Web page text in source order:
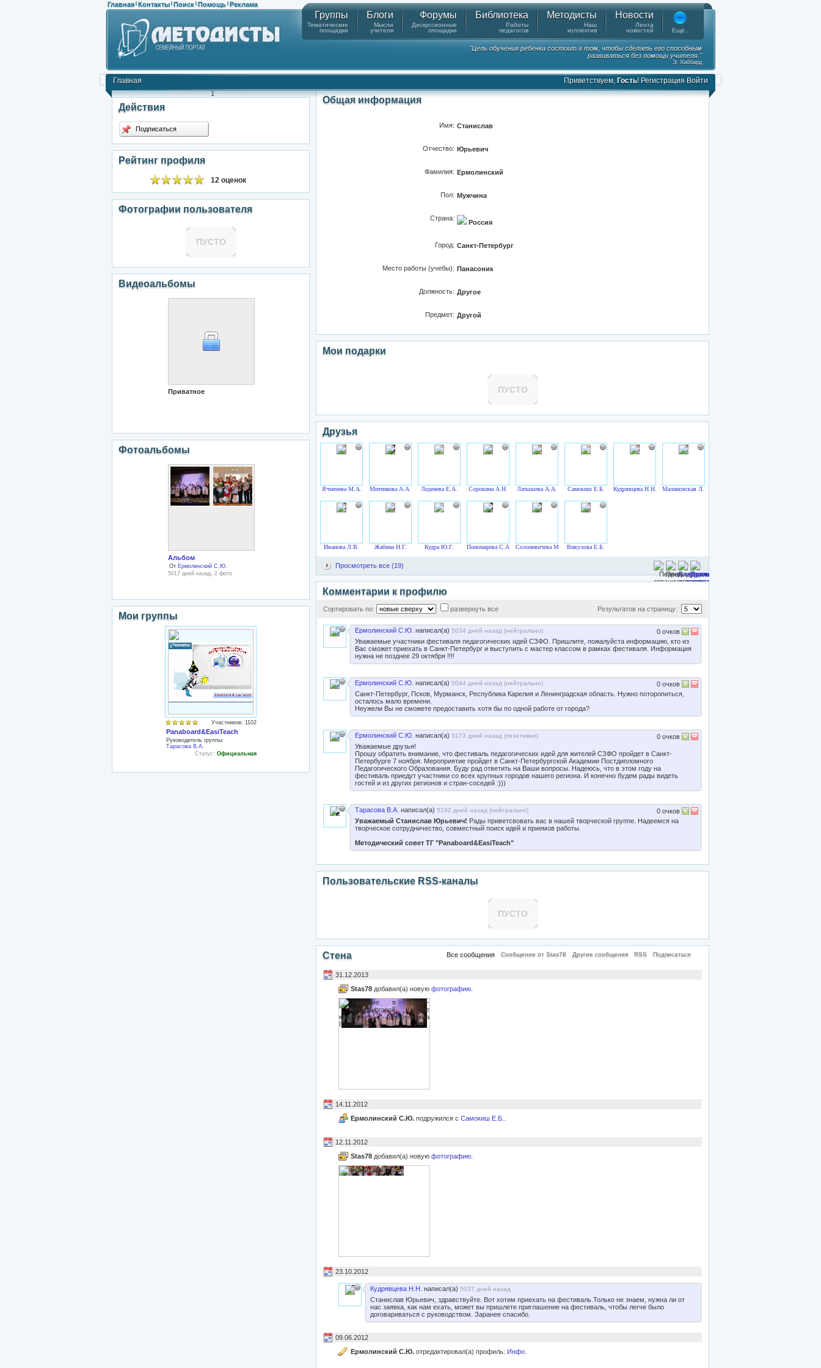
Главная | Контакты | Поиск | Помощь | Реклама
Группы
Тематические
площадки
Блоги
Мысли
учителя
Форумы
Дискуссионные
площадки
Библиотека
Работы
педагогов
Методисты
Наш
коллектив
Новости
Лента
новостей
Ещё..
"Цель обучения ребенка состоит в том, чтобы сделать его способным
развиваться без помощи учителя."
Э. Хаббард
Главная Приветствуем, Гость! Регистрация Войти
1
Действия
Подписаться
Рейтинг профиля
12 оценок
Фотографии пользователя
ПУСТО
Видеоальбомы
Приватное
Фотоальбомы
Альбом
От Ермолинский С.Ю.
5017 дней назад, 2 фото
Мои группы
Участников: 1102
Panaboard&EasiTeach
Руководитель группы:
Тарасова В.А.
Статус: Официальная
Общая информация
Имя: Станислав
Отчество: Юрьевич
Фамилия: Ермолинский
Пол: Мужчина
Страна:
Россия
Город: Санкт-Петербург
Место работы (учебы): Панасоник
Должность: Другое
Предмет: Другой
Мои подарки
ПУСТО
Друзья
Ячменева М.А. Митенкова А.А. Леденева Е.А. Сорокина А.Н. Латышева А.А. Самокиш Е.Б. Кудрявцева Н.Н. Малиновская Л.Г.
Иванова Л.В. Жабина Н.Г. Кудра Ю.Г. Пономарева С.А. Солоневичева М.Н. Викулова Е.Б.
Просмотреть все (19)
Комментарии к профилю
Сортировать по: развернуть все Результатов на страницу:
Ермолинский С.Ю. написал(а) 5034 дней назад (нейтрально)
Уважаемые участники фестиваля педагогических идей СЗФО. Пришлите, пожалуйста информацию, кто из
Вас сможет приехать в Санкт-Петербург и выступить с мастер классом в рамках фестиваля. Информация
нужна не позднее 29 октября !!!!
0 очков
Ермолинский С.Ю. написал(а) 5044 дней назад (нейтрально)
Санкт-Петербург, Псков, Мурманск, Республика Карелия и Ленинградская область. Нужно поторопиться,
осталось мало времени.
Неужели Вы не сможете предоставить хотя бы по одной работе от города?
0 очков
Ермолинский С.Ю. написал(а) 5173 дней назад (позитивно)
Уважаемые друзья!
Прошу обратить внимание, что фестиваль педагогических идей для жителей СЗФО пройдет в Санкт-
Петербурге 7 ноября. Мероприятие пройдет в Санкт-Петербургской Академии Постдипломного
Педагогического Образования. Буду рад ответить на Ваши вопросы. Надеюсь, что в этом году на
фестиваль приедут участники со всех крупных городов нашего региона. И конечно будем рады видеть
гостей и из других регионов и стран-соседей :)))
0 очков
Тарасова В.А. написал(а) 5192 дней назад (нейтрально)
Уважаемый Станислав Юрьевич! Рады приветсвовать вас в нашей творческой группе. Надеемся на
творческое сотрудничество, совместный поиск идей и приемов работы.
Методический совет ТГ "Panaboard&EasiTeach"
0 очков
Пользовательские RSS-каналы
ПУСТО
Стена Все сообщения Сообщение от Stas78 Другие сообщения RSS Подписаться
31.12.2013
Stas78 добавил(а) новую фотографию
14.11.2012
Ермолинский С.Ю. подружился с Самокиш Е.Б.
12.11.2012
Stas78 добавил(а) новую фотографию
23.10.2012
Кудрявцева Н.Н. написал(а) 5037 дней назад
Станислав Юрьевич, здравствуйте. Вот хотим приехать на фестиваль.Только не знаем, нужна ли от
нас заявка, как нам ехать, может вы пришлете приглашение на фестиваль, чтобы легче было
договариваться с руководством. Заранее спасибо.
09.06.2012
Ермолинский С.Ю. отредактировал(а) профиль: Инфо